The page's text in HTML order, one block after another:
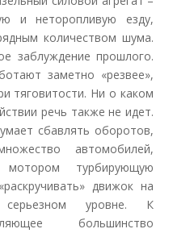
и неторопливую езду,
количеством шума.
заблуждение прошлого.
заметно «резвее»,
тяговитости. Ни о каком
речь также не идет.
сбавлять оборотов,
автомобилей,
турбирующую
движок на
серьезном уровне. К
большинство